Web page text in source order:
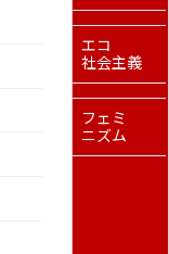
エコ
社会主義
フェミ
ニズム